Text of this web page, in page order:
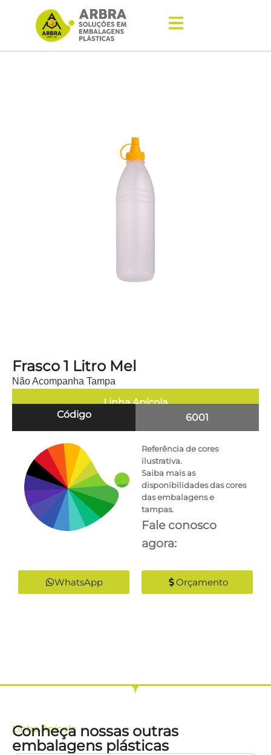
Frasco 1 Litro Mel
Não Acompanha Tampa
Linha Apícola
Código
6001
Referência de cores
ilustrativa.
Saiba mais as
disponibilidades das cores
das embalagens e
tampas.
Fale conosco
agora:
WhatsApp Orçamento
LinhaApícola
Conheça nossas outras
embalagens plásticas